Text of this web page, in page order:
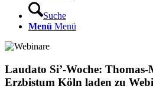
Suche
Menü Menü
Laudato Si’-Woche:
Erzbistum Köln laden zu